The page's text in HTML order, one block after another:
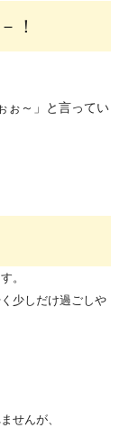
！
ぉ～」と言ってい
。
少しだけ過ごしや
せんが、